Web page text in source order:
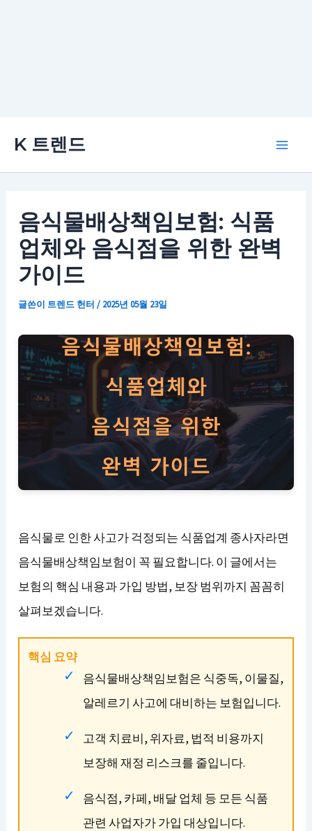
K 트렌드
음식물배상책임보험: 식품
업체와 음식점을 위한 완벽
가이드
글쓴이 트렌드 헌터/ 2025년 05월 23일
음식물로 인한 사고가 걱정되는 식품업계 종사자라면
음식물배상책임보험이 꼭 필요합니다. 이 글에서는
보험의 핵심 내용과 가입 방법, 보장 범위까지 꼼꼼히
살펴보겠습니다.
핵심 요약
음식물배상책임보험은 식중독, 이물질,
알레르기 사고에 대비하는 보험입니다.
고객 치료비, 위자료, 법적 비용까지
보장해 재정 리스크를 줄입니다.
음식점, 카페, 배달 업체 등 모든 식품
관련 사업자가 가입 대상입니다.